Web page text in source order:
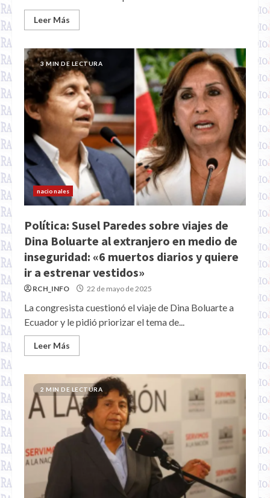
Leer Más
3 MIN DE LECTURA
nacionales
Política: Susel Paredes sobre viajes de
Dina Boluarte al extranjero en medio de
inseguridad: «6 muertos diarios y quiere
ir a estrenar vestidos»
RCH_INFO 22 de mayo de 2025
La congresista cuestionó el viaje de Dina Boluarte a
Ecuador y le pidió priorizar el tema de...
Leer Más
2 MIN DE LECTURA